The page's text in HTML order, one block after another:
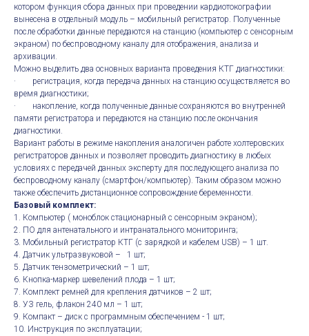
котором функция сбора данных при проведении кардиотокографии
вынесена в отдельный модуль – мобильный регистратор. Полученные
после обработки данные передаются на станцию (компьютер с сенсорным
экраном) по беспроводному каналу для отображения, анализа и
архивации.
Можно выделить два основных варианта проведения КТГ диагностики:
· регистрация, когда передача данных на станцию осуществляется во
время диагностики;
· накопление, когда полученные данные сохраняются во внутренней
памяти регистратора и передаются на станцию после окончания
диагностики.
Вариант работы в режиме накопления аналогичен работе холтеровских
регистраторов данных и позволяет проводить диагностику в любых
условиях с передачей данных эксперту для последующего анализа по
беспроводному каналу (смартфон/компьютер). Таким образом можно
также обеспечить дистанционное сопровождение беременности.
Базовый комплект:
1. Компьютер ( моноблок стационарный с сенсорным экраном);
2. ПО для антенатального и интранатального мониторинга;
3. Мобильный регистратор КТГ (с зарядкой и кабелем USB) – 1 шт.
4. Датчик ультразвуковой – 1 шт;
5. Датчик тензометрический – 1 шт;
6. Кнопка-маркер шевелений плода – 1 шт;
7. Комплект ремней для крепления датчиков – 2 шт;
8. УЗ гель, флакон 240 мл – 1 шт;
9. Компакт – диск с программным обеспечением - 1 шт;
10. Инструкция по эксплуатации;